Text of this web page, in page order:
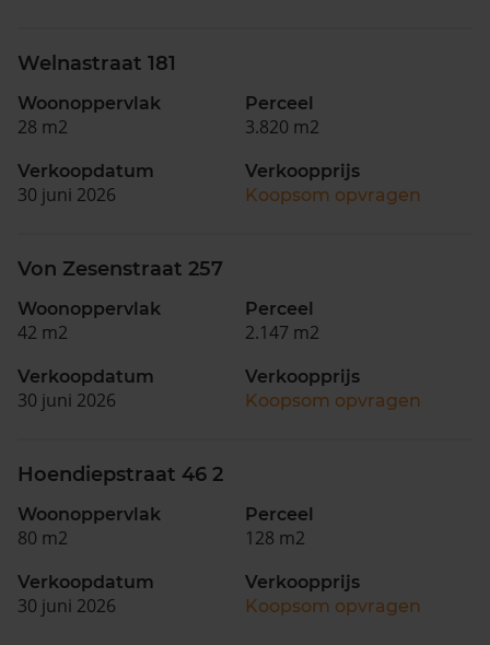
Welnastraat 181
Woonoppervlak
28 m2
Perceel
3.820 m2
Verkoopdatum
30 juni 2026
Verkoopprijs
Koopsom opvragen
Von Zesenstraat 257
Woonoppervlak
42 m2
Perceel
2.147 m2
Verkoopdatum
30 juni 2026
Verkoopprijs
Koopsom opvragen
Hoendiepstraat 46 2
Woonoppervlak
80 m2
Perceel
128 m2
Verkoopdatum
30 juni 2026
Verkoopprijs
Koopsom opvragen